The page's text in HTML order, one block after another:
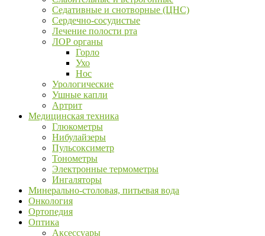
Седативные и снотворные (ЦНС)
Сердечно-сосудистые
Лечение полости рта
ЛОР органы
Горло
Ухо
Нос
Урологические
Ушные капли
Артрит
Медицинская техника
Глюкометры
Нибулайзеры
Пульсоксиметр
Тонометры
Электронные термометры
Ингаляторы
Минерально-столовая, питьевая вода
Онкология
Ортопедия
Оптика
Аксессуары